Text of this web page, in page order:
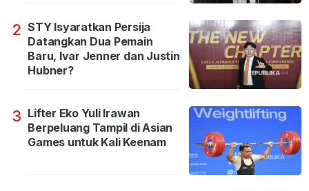
2 STY Isyaratkan Persija
Datangkan Dua Pemain
Baru, Ivar Jenner dan Justin
Hubner?
3 Lifter Eko Yuli Irawan
Berpeluang Tampil di Asian
Games untuk Kali Keenam